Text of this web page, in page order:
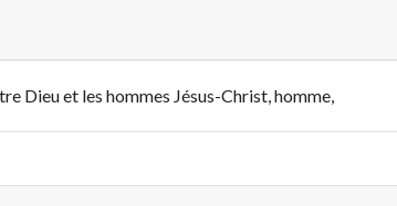
Dieu et les hommes Jésus-Christ, homme,